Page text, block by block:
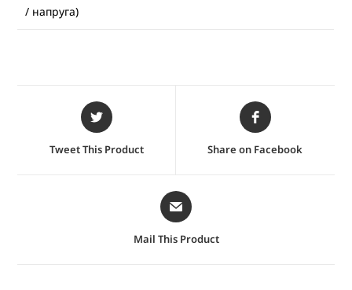
/ напруга)
Tweet This Product Share on Facebook
Mail This Product